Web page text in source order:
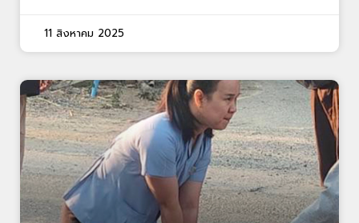
11 สิงหาคม 2025